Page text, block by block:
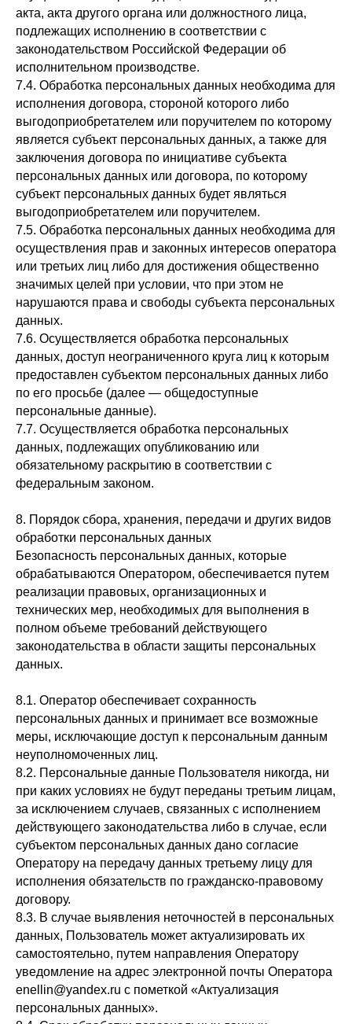
акта, акта другого органа или должностного лица,
подлежащих исполнению в соответствии с
законодательством Российской Федерации об
исполнительном производстве.
7.4. Обработка персональных данных необходима для
исполнения договора, стороной которого либо
выгодоприобретателем или поручителем по которому
является субъект персональных данных, а также для
заключения договора по инициативе субъекта
персональных данных или договора, по которому
субъект персональных данных будет являться
выгодоприобретателем или поручителем.
7.5. Обработка персональных данных необходима для
осуществления прав и законных интересов оператора
или третьих лиц либо для достижения общественно
значимых целей при условии, что при этом не
нарушаются права и свободы субъекта персональных
данных.
7.6. Осуществляется обработка персональных
данных, доступ неограниченного круга лиц к которым
предоставлен субъектом персональных данных либо
по его просьбе (далее — общедоступные
персональные данные).
7.7. Осуществляется обработка персональных
данных, подлежащих опубликованию или
обязательному раскрытию в соответствии с
федеральным законом.
8. Порядок сбора, хранения, передачи и других видов
обработки персональных данных
Безопасность персональных данных, которые
обрабатываются Оператором, обеспечивается путем
реализации правовых, организационных и
технических мер, необходимых для выполнения в
полном объеме требований действующего
законодательства в области защиты персональных
данных.
8.1. Оператор обеспечивает сохранность
персональных данных и принимает все возможные
меры, исключающие доступ к персональным данным
неуполномоченных лиц.
8.2. Персональные данные Пользователя никогда, ни
при каких условиях не будут переданы третьим лицам,
за исключением случаев, связанных с исполнением
действующего законодательства либо в случае, если
субъектом персональных данных дано согласие
Оператору на передачу данных третьему лицу для
исполнения обязательств по гражданско-правовому
договору.
8.3. В случае выявления неточностей в персональных
данных, Пользователь может актуализировать их
самостоятельно, путем направления Оператору
уведомление на адрес электронной почты Оператора
enellin@yandex.ru с пометкой «Актуализация
персональных данных».